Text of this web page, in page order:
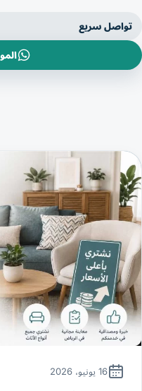
تواصل سريع
16 يونيو، 2026